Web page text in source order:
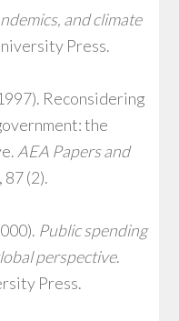
and climate
Press.
Reconsidering
the
AEA Papers and
, 87 (2).
Public spending
perspective.
Press.